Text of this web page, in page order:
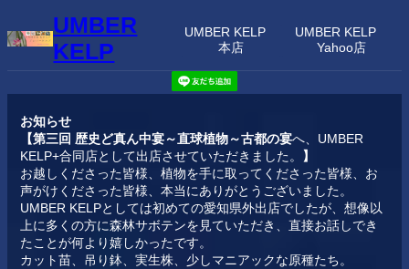
容
を
UMBER
KELP
UMBER KELP
本店
UMBER KELP
Yahoo店
お知らせ
【第三回 歴史ど真ん中宴～直球植物～古都の宴へ、UMBER
KELP+合同店として出店させていただきました。
】
お越しくださった皆様、植物を手に取ってくださった皆様、お
声がけくださった皆様、本当にありがとうございました。
UMBER KELPとしては初めての愛知県外出店でしたが、想像以
上に多くの方に森林サボテンを見ていただき、直接お話しでき
たことが何より嬉しかったです。
カット苗、吊り鉢、実生株、少しマニアックな原種たち。